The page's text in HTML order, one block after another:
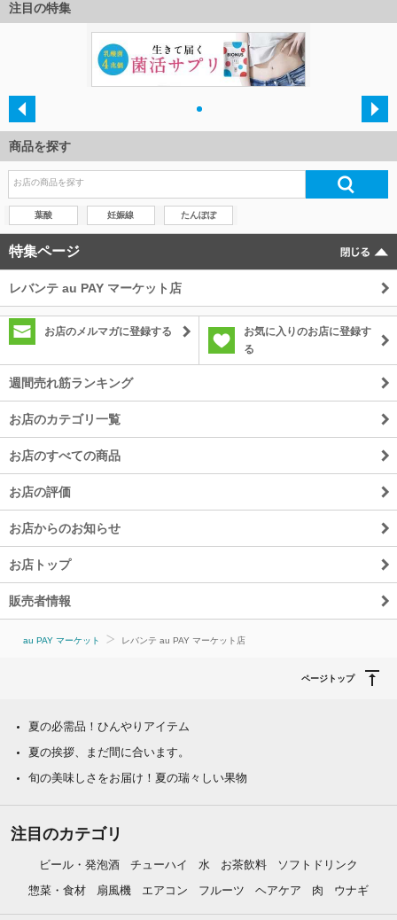
注目の特集
商品を探す
葉酸 妊娠線 たんぽぽ
特集ページ
レバンテ au PAY マーケット店
お店のメルマガに登録する
お気に入りのお店に登録す
る
週間売れ筋ランキング
お店のカテゴリ一覧
お店のすべての商品
お店の評価
お店からのお知らせ
お店トップ
販売者情報
au PAY マーケット レバンテ au PAY マーケット店
ページトップ
夏の必需品！ひんやりアイテム
夏の挨拶、まだ間に合います。
旬の美味しさをお届け！夏の瑞々しい果物
注目のカテゴリ
ビール・発泡酒 チューハイ 水 お茶飲料
ソフトドリンク
惣菜・食材
扇風機 エアコン フルーツ ヘアケア 肉 ウナギ